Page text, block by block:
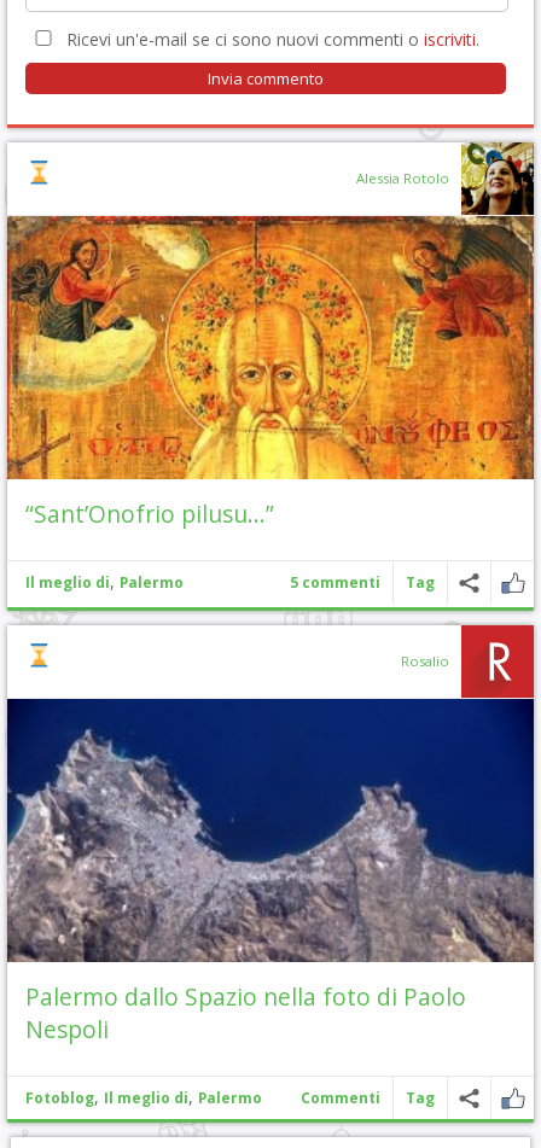
Ricevi un'e-mail se ci sono nuovi commenti o iscriviti.
Alessia Rotolo
“Sant’Onofrio pilusu…”
Il meglio di, Palermo 5 commenti Tag
Rosalio
Palermo dallo Spazio nella foto di Paolo
Nespoli
Fotoblog, Il meglio di, Palermo Commenti Tag